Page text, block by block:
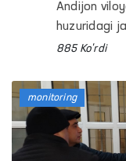
Andijon
huzuridagi
Xalq
monitoring
885 Ko'rdi
monitoring